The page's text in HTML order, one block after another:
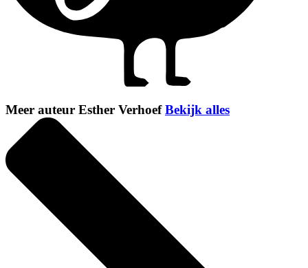
Meer auteur Esther VerhoefBekijk alles